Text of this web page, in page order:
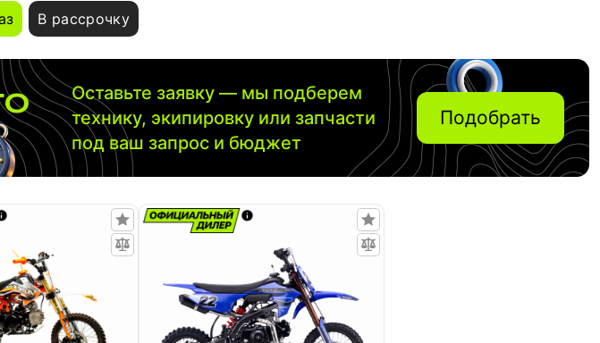
В рассрочку
Оставьте заявку — мы подберем
технику, экипировку или запчасти
под ваш запрос и бюджет
Подобрать